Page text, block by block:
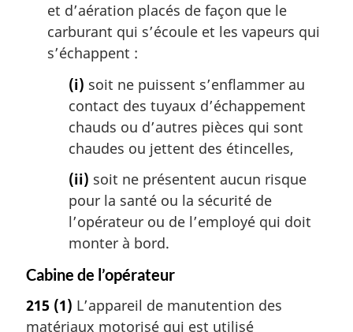
et d’aération placés de façon que le
carburant qui s’écoule et les vapeurs qui
s’échappent :
(i) soit ne puissent s’enflammer au
contact des tuyaux d’échappement
chauds ou d’autres pièces qui sont
chaudes ou jettent des étincelles,
(ii) soit ne présentent aucun risque
pour la santé ou la sécurité de
l’opérateur ou de l’employé qui doit
monter à bord.
Cabine de l’opérateur
215 (1) L’appareil de manutention des
matériaux motorisé qui est utilisé